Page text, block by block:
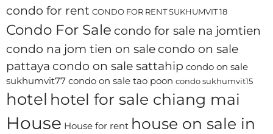
condo for rent CONDO FOR RENT SUKHUMVIT 18
Condo For Sale condo for sale na jomtien
condo na jom tien on sale condo on sale
pattaya condo on sale sattahip condo on sale
sukhumvit77 condo on sale tao poon condo sukhumvit15
hotel hotel for sale chiang mai
House House for rent house on sale in